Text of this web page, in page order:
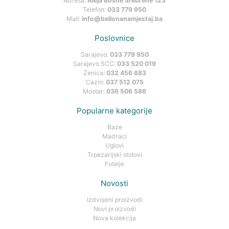
Telefon: 033 779 950
Mail: info@bellonanamjestaj.ba
Poslovnice
Sarajevo: 033 779 950
Sarajevo SCC: 033 520 019
Zenica: 032 456 683
Cazin: 037 512 075
Mostar: 036 506 586
Popularne kategorije
Baze
Madraci
Uglovi
Trpezarijski stolovi
Fotelje
Novosti
Izdvojeni proizvodi
Novi proizvodi
Nova kolekcija